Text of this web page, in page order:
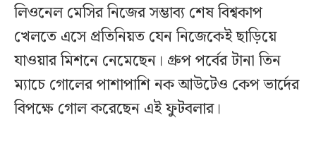
লিওনেল মেসির নিজের সম্ভাব্য শেষ বিশ্বকাপ
খেলতে এসে প্রতিনিয়ত যেন নিজেকেই ছাড়িয়ে
যাওয়ার মিশনে নেমেছেন। গ্রুপ পর্বের টানা তিন
ম্যাচে গোলের পাশাপাশি নক আউটেও কেপ ভার্দের
বিপক্ষে গোল করেছেন এই ফুটবলার।